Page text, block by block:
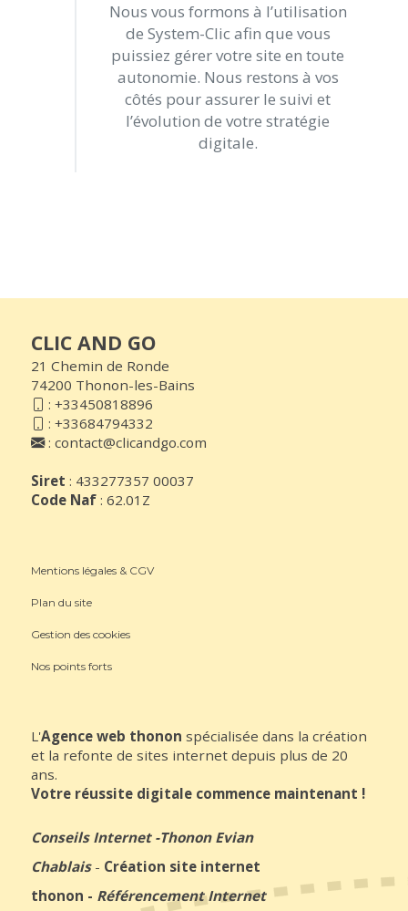
Nous vous formons à l’utilisation
de System-Clic afin que vous
puissiez gérer votre site en toute
autonomie. Nous restons à vos
côtés pour assurer le suivi et
l’évolution de votre stratégie
digitale.
CLIC AND GO
21 Chemin de Ronde
74200 Thonon-les-Bains
: +33450818896
: +33684794332
: contact@clicandgo.com
Siret : 433277357 00037
Code Naf : 62.01Z
Mentions légales & CGV
Plan du site
Gestion des cookies
Nos points forts
L'Agence web thonon spécialisée dans la création
et la refonte de sites internet depuis plus de 20
ans.
Votre réussite digitale commence maintenant !
Conseils Internet-Thonon Evian
Chablais- Création site internet
thonon - Référencement Internet